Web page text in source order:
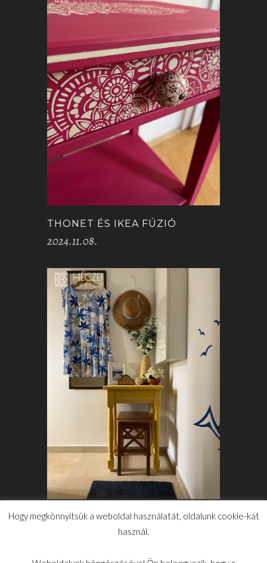
THONET ÉS IKEA FÚZIÓ
2024.11.08.
VINTAGE ASZTALKA
Hogy megkönnyítsük a weboldal használatát, oldalunk cookie-kat
használ.